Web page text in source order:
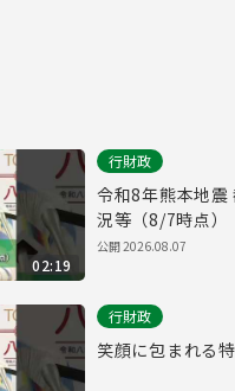
02:19
行財政
令和8年熊本地震
況等（8/7時点）
公開2026.08.07
行財政
笑顔に包まれる